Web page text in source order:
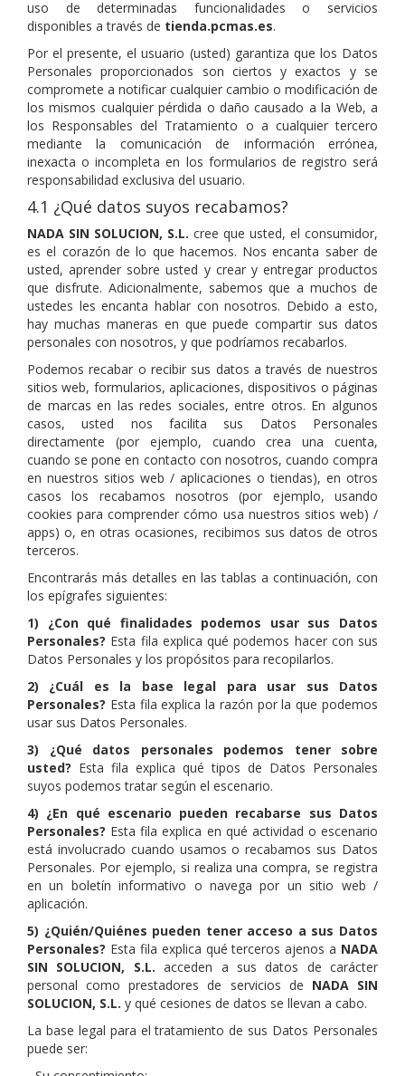
uso de determinadas funcionalidades o servicios
disponibles a través de tienda.pcmas.es.
Por el presente, el usuario (usted) garantiza que los Datos
Personales proporcionados son ciertos y exactos y se
compromete a notificar cualquier cambio o modificación de
los mismos cualquier pérdida o daño causado a la Web, a
los Responsables del Tratamiento o a cualquier tercero
mediante la comunicación de información errónea,
inexacta o incompleta en los formularios de registro será
responsabilidad exclusiva del usuario.
4.1 ¿Qué datos suyos recabamos?
NADA SIN SOLUCION, S.L. cree que usted, el consumidor,
es el corazón de lo que hacemos. Nos encanta saber de
usted, aprender sobre usted y crear y entregar productos
que disfrute. Adicionalmente, sabemos que a muchos de
ustedes les encanta hablar con nosotros. Debido a esto,
hay muchas maneras en que puede compartir sus datos
personales con nosotros, y que podríamos recabarlos.
Podemos recabar o recibir sus datos a través de nuestros
sitios web, formularios, aplicaciones, dispositivos o páginas
de marcas en las redes sociales, entre otros. En algunos
casos, usted nos facilita sus Datos Personales
directamente (por ejemplo, cuando crea una cuenta,
cuando se pone en contacto con nosotros, cuando compra
en nuestros sitios web / aplicaciones o tiendas), en otros
casos los recabamos nosotros (por ejemplo, usando
cookies para comprender cómo usa nuestros sitios web) /
apps) o, en otras ocasiones, recibimos sus datos de otros
terceros.
Encontrarás más detalles en las tablas a continuación, con
los epígrafes siguientes:
1) ¿Con qué finalidades podemos usar sus Datos
Personales? Esta fila explica qué podemos hacer con sus
Datos Personales y los propósitos para recopilarlos.
2) ¿Cuál es la base legal para usar sus Datos
Personales? Esta fila explica la razón por la que podemos
usar sus Datos Personales.
3) ¿Qué datos personales podemos tener sobre
usted? Esta fila explica qué tipos de Datos Personales
suyos podemos tratar según el escenario.
4) ¿En qué escenario pueden recabarse sus Datos
Personales? Esta fila explica en qué actividad o escenario
está involucrado cuando usamos o recabamos sus Datos
Personales. Por ejemplo, si realiza una compra, se registra
en un boletín informativo o navega por un sitio web /
aplicación.
5) ¿Quién/Quiénes pueden tener acceso a sus Datos
Personales? Esta fila explica qué terceros ajenos a NADA
SIN SOLUCION, S.L. acceden a sus datos de carácter
personal como prestadores de servicios de NADA SIN
SOLUCION, S.L. y qué cesiones de datos se llevan a cabo.
La base legal para el tratamiento de sus Datos Personales
puede ser: